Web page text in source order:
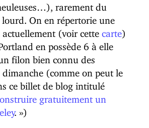
rarement du
On en répertorie une
actuellement (voir cette carte)
en possède 6 à elle
filon bien connu des
(comme on peut le
ce billet de blog intitulé
gratuitement un
. »)